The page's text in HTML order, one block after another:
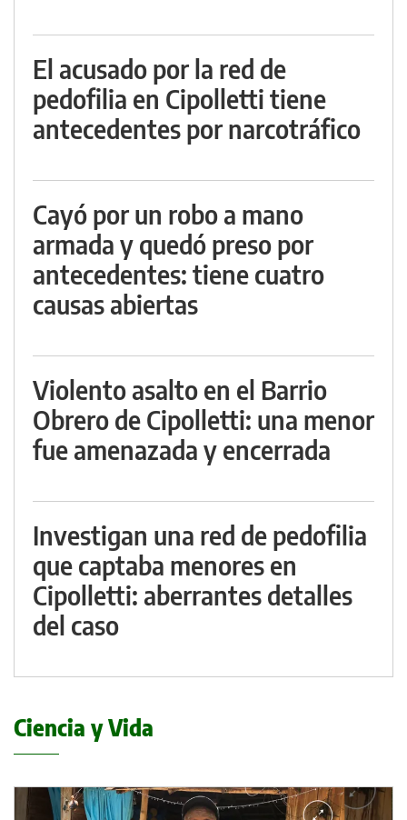
El acusado por la red de
pedofilia en Cipolletti tiene
antecedentes por narcotráfico
Cayó por un robo a mano
armada y quedó preso por
antecedentes: tiene cuatro
causas abiertas
Violento asalto en el Barrio
Obrero de Cipolletti: una menor
fue amenazada y encerrada
Investigan una red de pedofilia
que captaba menores en
Cipolletti: aberrantes detalles
del caso
Ciencia y Vida